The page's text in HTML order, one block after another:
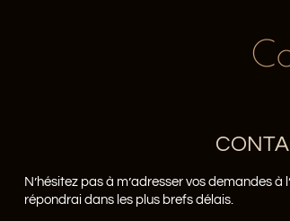
N’hésitez pas à m’adresser vos demandes
répondrai dans les plus brefs délais.